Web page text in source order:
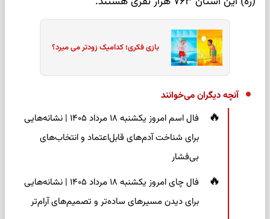
بازی فکری؛ کدامیک زودتر می میرد؟
آنچه دیگران می‌خوانند
فال اسم امروز یکشنبه ۱۸ مرداد ۱۴۰۵ | نشانه‌هایی
برای شناخت آدم‌های قابل‌اعتماد و انتخاب‌های
بی‌فشار
فال چای امروز یکشنبه ۱۸ مرداد ۱۴۰۵ | نشانه‌هایی
برای دیدن مسیرهای ساده‌تر و تصمیم‌های آرام‌تر